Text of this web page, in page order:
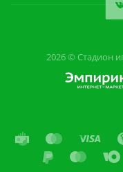
2026 © Стадион